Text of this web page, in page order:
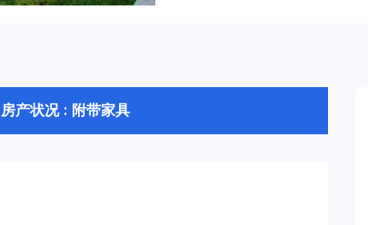
房产状况 : 附带家具